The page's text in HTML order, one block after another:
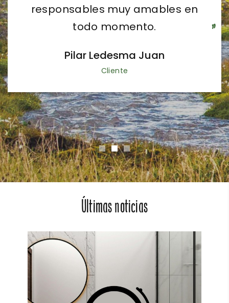
responsables muy amables en
todo momento.
Pilar Ledesma Juan
Cliente
Últimas noticias